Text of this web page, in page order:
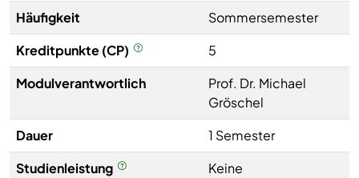
Häufigkeit
Sommersemester
Kreditpunkte (CP)
5
Modulverantwortlich
Prof. Dr. Michael
Gröschel
Dauer
1 Semester
Studienleistung
Keine